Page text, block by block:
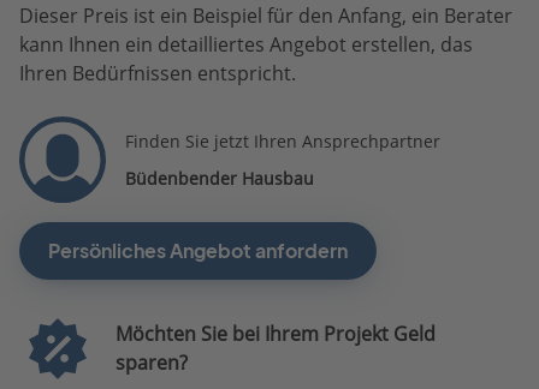
Dieser Preis ist ein Beispiel für den Anfang, ein Berater
kann Ihnen ein detailliertes Angebot erstellen, das
Ihren Bedürfnissen entspricht.
Finden Sie jetzt Ihren Ansprechpartner
Büdenbender Hausbau
Persönliches Angebot anfordern
Möchten Sie bei Ihrem Projekt Geld
sparen?